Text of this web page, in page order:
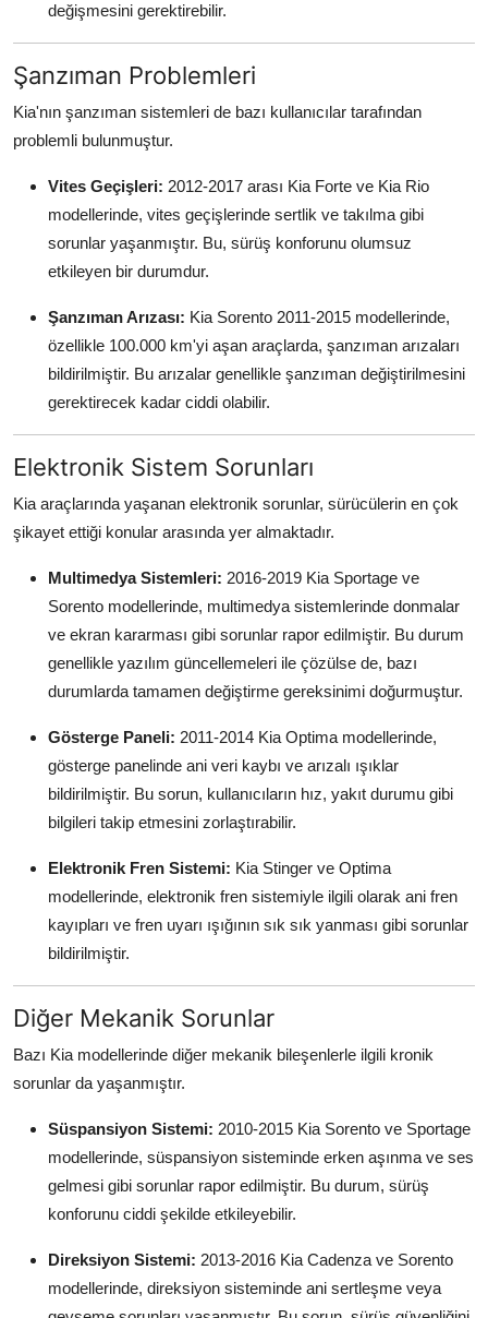
değişmesini gerektirebilir.
Şanzıman Problemleri
Kia'nın şanzıman sistemleri de bazı kullanıcılar tarafından
problemli bulunmuştur.
Vites Geçişleri: 2012-2017 arası Kia Forte ve Kia Rio
modellerinde, vites geçişlerinde sertlik ve takılma gibi
sorunlar yaşanmıştır. Bu, sürüş konforunu olumsuz
etkileyen bir durumdur.
Şanzıman Arızası: Kia Sorento 2011-2015 modellerinde,
özellikle 100.000 km'yi aşan araçlarda, şanzıman arızaları
bildirilmiştir. Bu arızalar genellikle şanzıman değiştirilmesini
gerektirecek kadar ciddi olabilir.
Elektronik Sistem Sorunları
Kia araçlarında yaşanan elektronik sorunlar, sürücülerin en çok
şikayet ettiği konular arasında yer almaktadır.
Multimedya Sistemleri: 2016-2019 Kia Sportage ve
Sorento modellerinde, multimedya sistemlerinde donmalar
ve ekran kararması gibi sorunlar rapor edilmiştir. Bu durum
genellikle yazılım güncellemeleri ile çözülse de, bazı
durumlarda tamamen değiştirme gereksinimi doğurmuştur.
Gösterge Paneli: 2011-2014 Kia Optima modellerinde,
gösterge panelinde ani veri kaybı ve arızalı ışıklar
bildirilmiştir. Bu sorun, kullanıcıların hız, yakıt durumu gibi
bilgileri takip etmesini zorlaştırabilir.
Elektronik Fren Sistemi: Kia Stinger ve Optima
modellerinde, elektronik fren sistemiyle ilgili olarak ani fren
kayıpları ve fren uyarı ışığının sık sık yanması gibi sorunlar
bildirilmiştir.
Diğer Mekanik Sorunlar
Bazı Kia modellerinde diğer mekanik bileşenlerle ilgili kronik
sorunlar da yaşanmıştır.
Süspansiyon Sistemi: 2010-2015 Kia Sorento ve Sportage
modellerinde, süspansiyon sisteminde erken aşınma ve ses
gelmesi gibi sorunlar rapor edilmiştir. Bu durum, sürüş
konforunu ciddi şekilde etkileyebilir.
Direksiyon Sistemi: 2013-2016 Kia Cadenza ve Sorento
modellerinde, direksiyon sisteminde ani sertleşme veya